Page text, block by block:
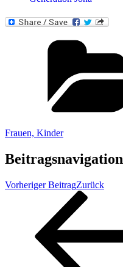
Frauen, Kinder
Beitragsnavigation
Vorheriger BeitragZurück